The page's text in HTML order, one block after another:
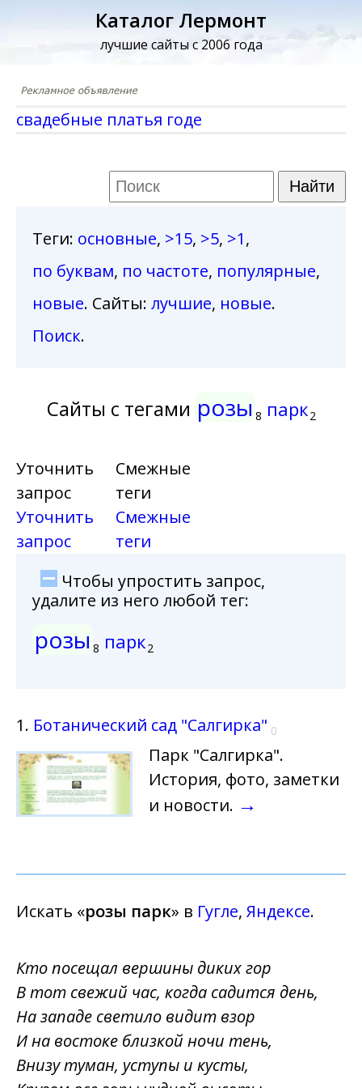
Каталог Лермонт
лучшие сайты с 2006 года
свадебные платья годе
Теги: основные, >15, >5, >1,
по буквам, по частоте, популярные,
новые. Сайты: лучшие, новые.
Поиск.
Сайты с тегами розы 8 парк2
Уточнить
запрос
Уточнить
запрос
Смежные
теги
Смежные
теги
Чтобы упростить запрос,
удалите из него любой тег:
розы 8 парк2
1. Ботанический сад "Салгирка" 0
Парк "Салгирка".
История, фото, заметки
и новости. →
Искать «розы парк» в Гугле, Яндексе.
Кто посещал вершины диких гор
В тот свежий час, когда садится день,
На западе светило видит взор
И на востоке близкой ночи тень,
Внизу туман, уступы и кусты,